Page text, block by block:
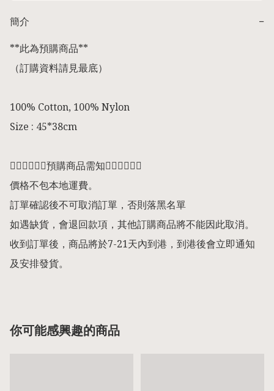
簡介
−
**此為預購商品**
（訂購資料請見最底）
100% Cotton, 100% Nylon
Size : 45*38cm
👇🏻👇🏻👇🏻預購商品需知👇🏻👇🏻👇🏻
價格不包本地運費。
訂單確認後不可取消訂單，否則落黑名單
如遇缺貨，會退回款項，其他訂購商品將不能因此取消。
收到訂單後，商品將於7-21天內到港，到港後會立即通知
及安排發貨。
你可能感興趣的商品